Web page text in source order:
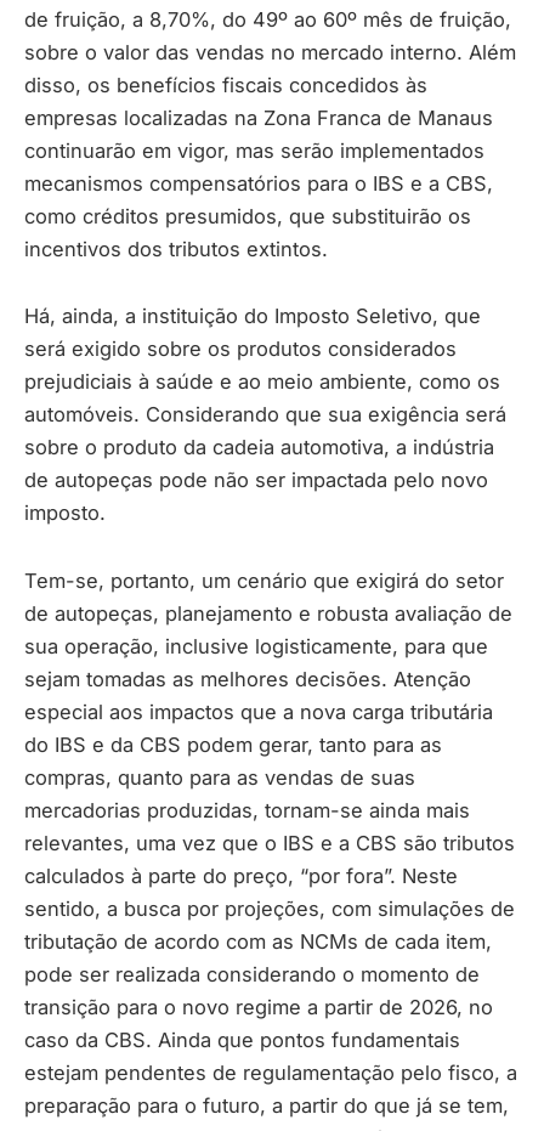
de fruição, a 8,70%, do 49º ao 60º mês de fruição,
sobre o valor das vendas no mercado interno. Além
disso, os benefícios fiscais concedidos às
empresas localizadas na Zona Franca de Manaus
continuarão em vigor, mas serão implementados
mecanismos compensatórios para o IBS e a CBS,
como créditos presumidos, que substituirão os
incentivos dos tributos extintos.
Há, ainda, a instituição do Imposto Seletivo, que
será exigido sobre os produtos considerados
prejudiciais à saúde e ao meio ambiente, como os
automóveis. Considerando que sua exigência será
sobre o produto da cadeia automotiva, a indústria
de autopeças pode não ser impactada pelo novo
imposto.
Tem-se, portanto, um cenário que exigirá do setor
de autopeças, planejamento e robusta avaliação de
sua operação, inclusive logisticamente, para que
sejam tomadas as melhores decisões. Atenção
especial aos impactos que a nova carga tributária
do IBS e da CBS podem gerar, tanto para as
compras, quanto para as vendas de suas
mercadorias produzidas, tornam-se ainda mais
relevantes, uma vez que o IBS e a CBS são tributos
calculados à parte do preço, “por fora”. Neste
sentido, a busca por projeções, com simulações de
tributação de acordo com as NCMs de cada item,
pode ser realizada considerando o momento de
transição para o novo regime a partir de 2026, no
caso da CBS. Ainda que pontos fundamentais
estejam pendentes de regulamentação pelo fisco, a
preparação para o futuro, a partir do que já se tem,